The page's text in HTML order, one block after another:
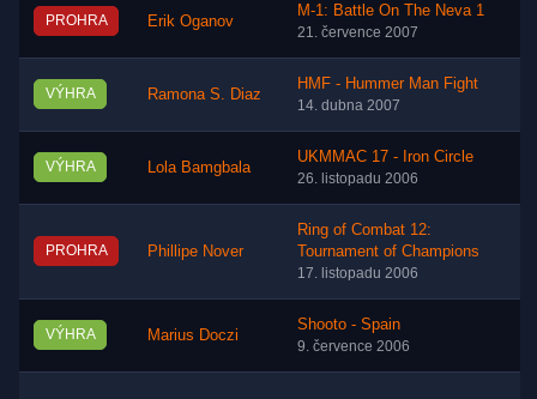
PROHRA Erik Oganov
M-1: Battle On The Neva 1
21. července 2007
VÝHRA Ramona S. Diaz
HMF - Hummer Man Fight
14. dubna 2007
VÝHRA Lola Bamgbala
UKMMAC 17 - Iron Circle
26. listopadu 2006
PROHRA Phillipe Nover
Ring of Combat 12:
Tournament of Champions
17. listopadu 2006
VÝHRA Marius Doczi
Shooto - Spain
9. července 2006